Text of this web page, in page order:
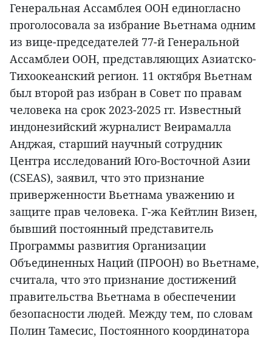
Генеральная Ассамблея ООН единогласно
проголосовала за избрание Вьетнама одним
из вице-председателей 77-й Генеральной
Ассамблеи ООН, представляющих Азиатско-
Тихоокеанский регион. 11 октября Вьетнам
был второй раз избран в Совет по правам
человека на срок 2023-2025 гг. Известный
индонезийский журналист Веирамалла
Анджая, старший научный сотрудник
Центра исследований Юго-Восточной Азии
(CSEAS), заявил, что это признание
приверженности Вьетнама уважению и
защите прав человека. Г-жа Кейтлин Визен,
бывший постоянный представитель
Программы развития Организации
Объединенных Наций (ПРООН) во Вьетнаме,
считала, что это признание достижений
правительства Вьетнама в обеспечении
безопасности людей. Между тем, по словам
Полин Тамесис, Постоянного координатора